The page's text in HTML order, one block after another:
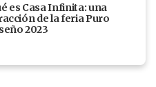
es Casa Infinita: una
de la feria Puro
2023